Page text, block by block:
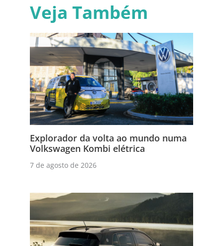
Veja Também
Explorador da volta ao mundo numa
Volkswagen Kombi elétrica
7 de agosto de 2026